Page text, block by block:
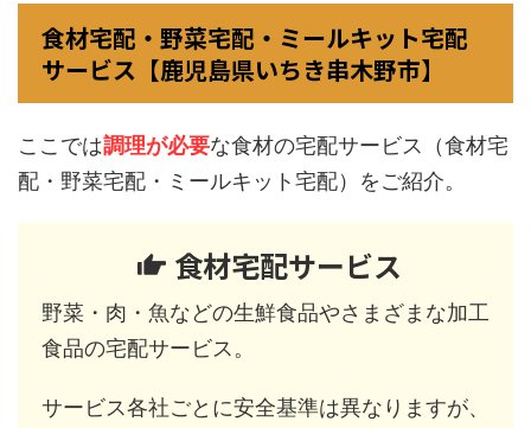
食材宅配・野菜宅配・ミールキット宅配
サービス【鹿児島県いちき串木野市】
ここでは調理が必要な食材の宅配サービス（食材宅
配・野菜宅配・ミールキット宅配）をご紹介。
食材宅配サービス
野菜・肉・魚などの生鮮食品やさまざまな加工
食品の宅配サービス。
サービス各社ごとに安全基準は異なりますが、